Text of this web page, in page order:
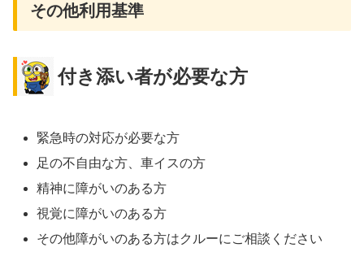
その他利用基準
付き添い者が必要な方
緊急時の対応が必要な方
足の不自由な方、車イスの方
精神に障がいのある方
視覚に障がいのある方
その他障がいのある方はクルーにご相談ください